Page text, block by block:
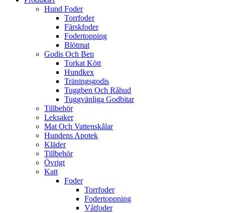
Hund Foder
Torrfoder
Färskfoder
Fodertopping
Blötmat
Godis Och Ben
Torkat Kött
Hundkex
Träningsgodis
Tuggben Och Råhud
Tuggvänliga Godbitar
Tillbehör
Leksaker
Mat Och Vattenskålar
Hundens Apotek
Kläder
Tillbehör
Övrigt
Katt
Foder
Torrfoder
Fodertoppning
Våtfoder